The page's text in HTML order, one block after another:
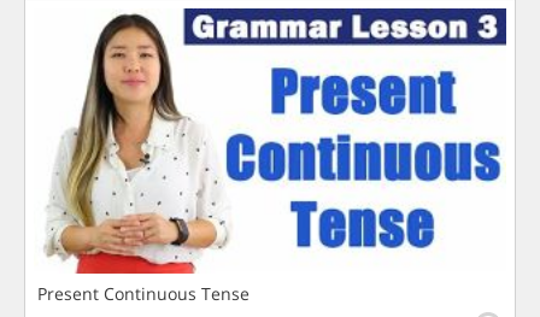
Present Continuous Tense